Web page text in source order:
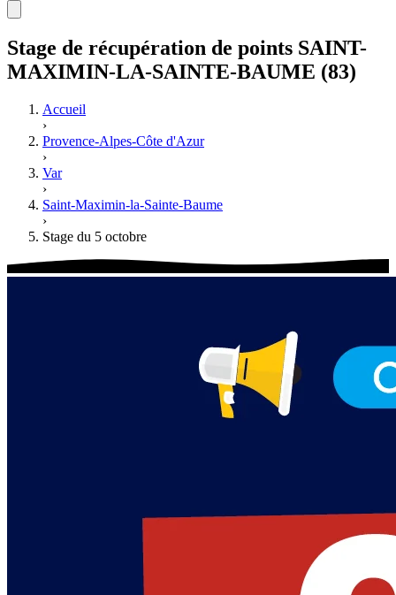
Stage de récupération de points SAINT-
MAXIMIN-LA-SAINTE-BAUME (83)
Accueil
›
Provence-Alpes-Côte d'Azur
›
Var
›
Saint-Maximin-la-Sainte-Baume
›
Stage du 5 octobre